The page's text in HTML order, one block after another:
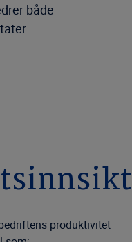
både
produktivitet